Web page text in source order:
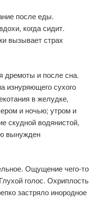
после еды.
когда сидит.
вызывает страх
дремоты и после сна.
изнуряющего сухого
в желудке,
и ночью; утром и
скудной водянистой,
вынужден
Ощущение чего-то
голос. Охриплость
застряло инородное